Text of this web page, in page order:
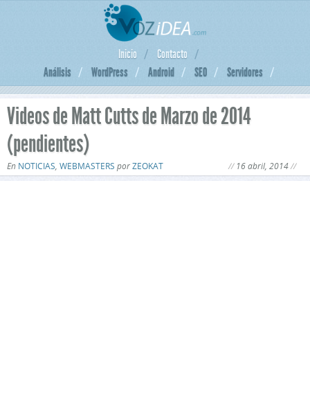
Inicio
Contacto
Análisis
WordPress Android SEO Servidores
Videos de Matt Cutts de Marzo de 2014
(pendientes)
En NOTICIAS, WEBMASTERS porZEOKAT 16 abril, 2014